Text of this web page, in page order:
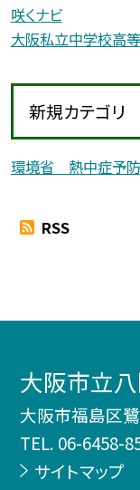
咲くナビ
大阪私立中学校高
新規カテゴリ
環境省 熱中症予防
RSS
大阪市立
大阪市福島区
TEL. 06-6458-
サイトマップ